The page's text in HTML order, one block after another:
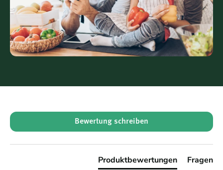
Verwendungsmöglichkeiten
Als Aufstrich auf Brot oder Toast
Bewertung schreiben
Produktbewertungen Fragen
New content loaded